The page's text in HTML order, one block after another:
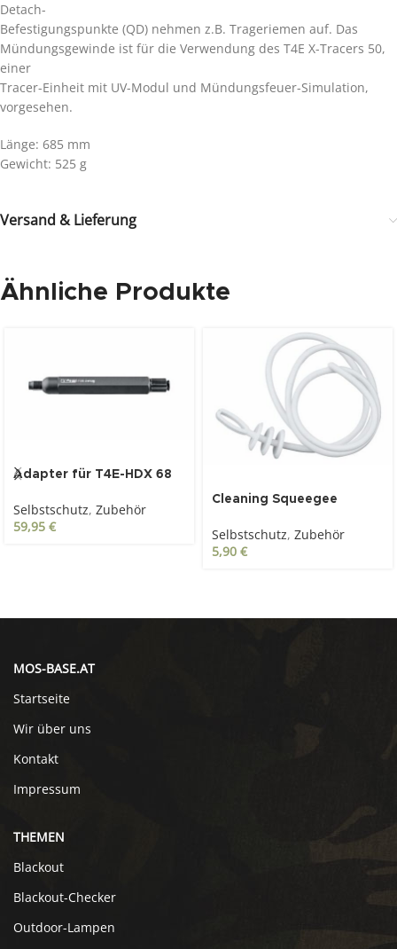
Detach-
Befestigungspunkte (QD) nehmen z.B. Trageriemen auf. Das
Mündungsgewinde ist für die Verwendung des T4E X-Tracers 50,
einer
Tracer-Einheit mit UV-Modul und Mündungsfeuer-Simulation,
vorgesehen.
Länge: 685 mm
Gewicht: 525 g
Versand & Lieferung
Ähnliche Produkte
Adapter für T4E-HDX 68
Selbstschutz, Zubehör
59,95 €
Cleaning Squeegee
Selbstschutz, Zubehör
5,90 €
MOS-BASE.AT
Startseite
Wir über uns
Kontakt
Impressum
THEMEN
Blackout
Blackout-Checker
Outdoor-Lampen